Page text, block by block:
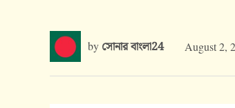
by সোনার বাংলা24 August 2,